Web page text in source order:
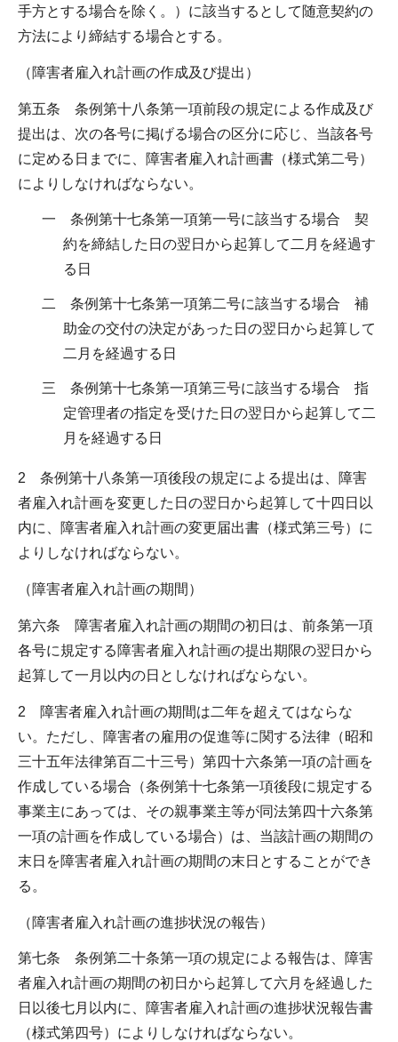
手方とする場合を除く。）に該当するとして随意契約の
方法により締結する場合とする。
（障害者雇入れ計画の作成及び提出）
第五条 条例第十八条第一項前段の規定による作成及び
提出は、次の各号に掲げる場合の区分に応じ、当該各号
に定める日までに、障害者雇入れ計画書（様式第二号）
によりしなければならない。
一 条例第十七条第一項第一号に該当する場合 契
約を締結した日の翌日から起算して二月を経過す
る日
二 条例第十七条第一項第二号に該当する場合 補
助金の交付の決定があった日の翌日から起算して
二月を経過する日
三 条例第十七条第一項第三号に該当する場合 指
定管理者の指定を受けた日の翌日から起算して二
月を経過する日
2 条例第十八条第一項後段の規定による提出は、障害
者雇入れ計画を変更した日の翌日から起算して十四日以
内に、障害者雇入れ計画の変更届出書（様式第三号）に
よりしなければならない。
（障害者雇入れ計画の期間）
第六条 障害者雇入れ計画の期間の初日は、前条第一項
各号に規定する障害者雇入れ計画の提出期限の翌日から
起算して一月以内の日としなければならない。
2 障害者雇入れ計画の期間は二年を超えてはならな
い。ただし、障害者の雇用の促進等に関する法律（昭和
三十五年法律第百二十三号）第四十六条第一項の計画を
作成している場合（条例第十七条第一項後段に規定する
事業主にあっては、その親事業主等が同法第四十六条第
一項の計画を作成している場合）は、当該計画の期間の
末日を障害者雇入れ計画の期間の末日とすることができ
る。
（障害者雇入れ計画の進捗状況の報告）
第七条 条例第二十条第一項の規定による報告は、障害
者雇入れ計画の期間の初日から起算して六月を経過した
日以後七月以内に、障害者雇入れ計画の進捗状況報告書
（様式第四号）によりしなければならない。